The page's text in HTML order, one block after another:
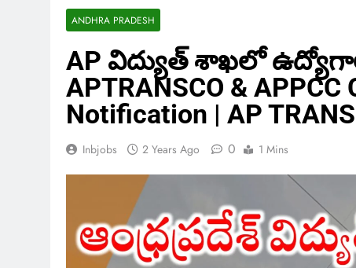
ANDHRA PRADESH
AP విద్యుత్ శాఖలో
APTRANSCO &
Notification | AP
Inbjobs 2 Years Ago 0 1 Mins